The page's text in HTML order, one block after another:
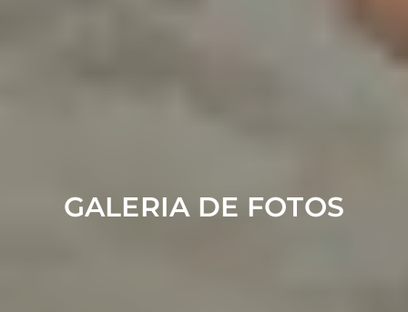
GALERIA DE FOTOS